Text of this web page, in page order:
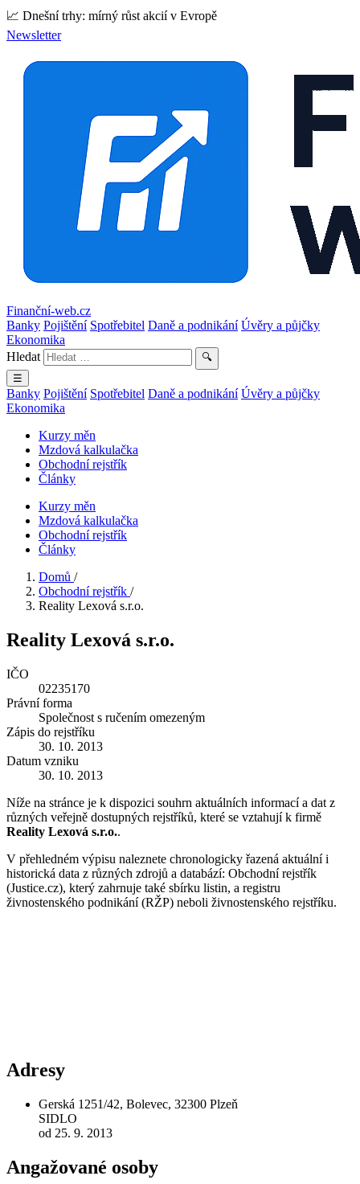
📈 Dnešní trhy: mírný růst akcií v Evropě
Newsletter
Finanční-web.cz
Banky Pojištění Spotřebitel Daně a podnikání Úvěry a půjčky
Ekonomika
Hledat
🔍
☰
Banky Pojištění Spotřebitel Daně a podnikání Úvěry a půjčky
Ekonomika
Kurzy měn
Mzdová kalkulačka
Obchodní rejstřík
Články
Kurzy měn
Mzdová kalkulačka
Obchodní rejstřík
Články
Domů /
Obchodní rejstřík /
Reality Lexová s.r.o.
Reality Lexová s.r.o.
IČO
02235170
Právní forma
Společnost s ručením omezeným
Zápis do rejstříku
30. 10. 2013
Datum vzniku
30. 10. 2013
Níže na stránce je k dispozici souhrn aktuálních informací a dat z
různých veřejně dostupných rejstříků, které se vztahují k firmě
Reality Lexová s.r.o..
V přehledném výpisu naleznete chronologicky řazená aktuální i
historická data z různých zdrojů a databází: Obchodní rejstřík
(Justice.cz), který zahrnuje také sbírku listin, a registru
živnostenského podnikání (RŽP) neboli živnostenského rejstříku.
Adresy
Gerská 1251/42, Bolevec, 32300 Plzeň
SIDLO
od 25. 9. 2013
Angažované osoby